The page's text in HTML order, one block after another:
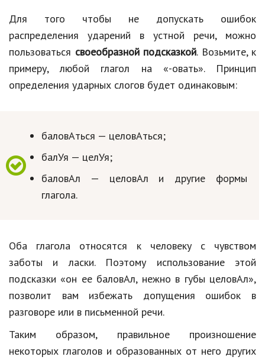
Для того чтобы не допускать ошибок
распределения ударений в устной речи, можно
пользоваться своеобразной подсказкой. Возьмите, к
примеру, любой глагол на «-овать». Принцип
определения ударных слогов будет одинаковым:
баловАться — целовАться;
балУя — целУя;
баловАл — целовАл и другие формы
глагола.
Оба глагола относятся к человеку с чувством
заботы и ласки. Поэтому использование этой
подсказки «он ее баловАл, нежно в губы целовАл»,
позволит вам избежать допущения ошибок в
разговоре или в письменной речи.
Таким образом, правильное произношение
некоторых глаголов и образованных от него других